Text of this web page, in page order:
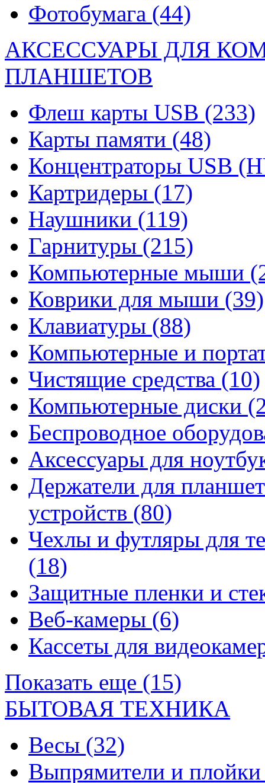
Фотобумага (44)
АКСЕССУАРЫ ДЛЯ
ПЛАНШЕТОВ
Флеш карты USB (233)
Карты памяти (48)
Концентраторы USB
Картридеры (17)
Наушники (119)
Гарнитуры (215)
Компьютерные мыши
Коврики для мыши (39)
Клавиатуры (88)
Компьютерные и
Чистящие средства (10)
Компьютерные диски
Беспроводное
Аксессуары для
Держатели для
устройств (80)
Чехлы и футляры для
(18)
Защитные пленки и
Веб-камеры (6)
Кассеты для
Показать еще (15)
БЫТОВАЯ ТЕХНИКА
Весы (32)
Выпрямители и